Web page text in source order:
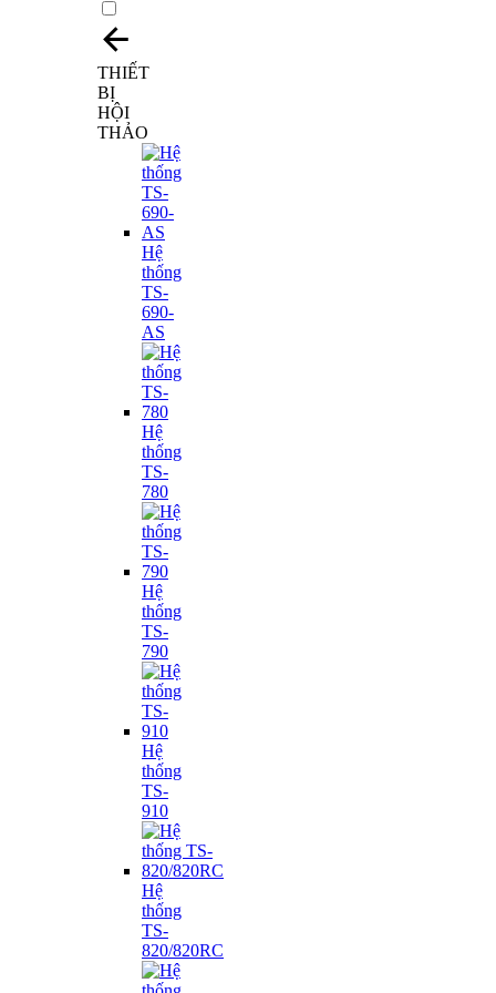
THIẾT
BỊ
HỘI
THẢO
Hệ
thống
TS-
690-
AS
Hệ
thống
TS-
780
Hệ
thống
TS-
790
Hệ
thống
TS-
910
Hệ
thống
TS-
820/820RC